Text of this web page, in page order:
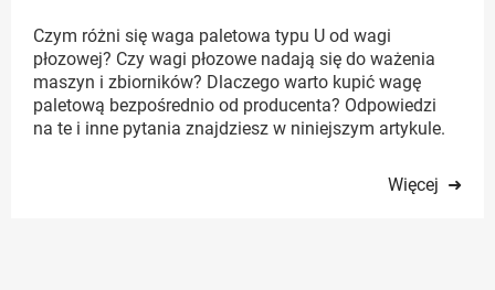
Czym różni się waga paletowa typu U od wagi
płozowej? Czy wagi płozowe nadają się do ważenia
maszyn i zbiorników? Dlaczego warto kupić wagę
paletową bezpośrednio od producenta? Odpowiedzi
na te i inne pytania znajdziesz w niniejszym artykule.
Więcej ➜